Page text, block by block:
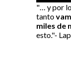
"… y por
tanto
miles de
esto."-